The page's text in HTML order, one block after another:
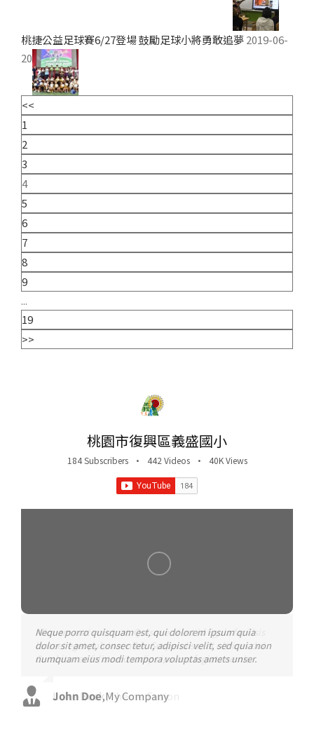
桃捷公益足球賽6/27登場 鼓勵足球小將勇敢追夢 2019-06-
20
<<
1
2
3
4
5
6
7
8
9
...
19
>>
桃園市復興區義盛國小
184 Subscribers • 442 Videos • 40K Views
Neque porro quisquam est, qui dolorem ipsum quia
dolor sit amet, consec tetur, adipisci velit, sed quia non
numquam eius modi tempora voluptas amets unser.
John Doe,My Company
Aliquam erat volutpat. Quisque at est id ligula facilisis
laoreet eget pulvinar nibh. Suspendisse at ultrices dui.
Curabitur ac felis arcu sadips ipsums fugiats nemis.
Luke Beck,Theme Fusion